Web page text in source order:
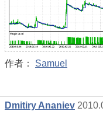
作者： Samuel
Dmitiry Ananiev